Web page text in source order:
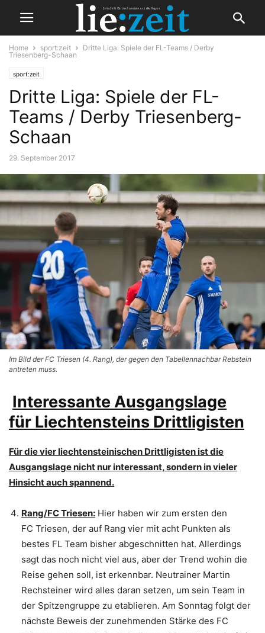
Home sport:zeit
Dritte Liga: Spiele der FL-Teams / Derby
Triesenberg-Schaan
sport:zeit
Dritte Liga: Spiele der FL-
Teams / Derby Triesenberg-
Schaan
29. September 2017
Im Bild der FC Triesen (4. Rang), der gegen den Tabellennachbar Rebstein
antreten muss.
Interessante Ausgangslage
für Liechtensteins Drittligisten
Für die vier liechtensteinischen Drittligisten ist die
Ausgangslage nicht nur interessant, sondern in vieler
Hinsicht auch spannend.
Rang/FC Triesen: Hier haben wir zum ersten den
FC Triesen, der auf Rang vier mit acht Punkten als
bestes FL Team bisher abgeschnitten hat. Allerdings
sagt das noch nicht viel aus, aber der Trend wohin die
Reise gehen soll, ist erkennbar. Neutrainer Martin
Rechsteiner wird alles daran setzen, um sein Team in
der Spitzengruppe zu etablieren. Am Sonntag folgt der
nächste Beweis der zunehmenden Stärke des FC